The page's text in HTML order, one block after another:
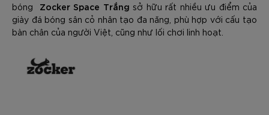
bóng Zocker Space Trắng sở hữu rất nhiều ưu điểm của
giày đá bóng sân cỏ nhân tạo đa năng, phù hợp với cấu tạo
bàn chân của người Việt, cũng như lối chơi linh hoạt.